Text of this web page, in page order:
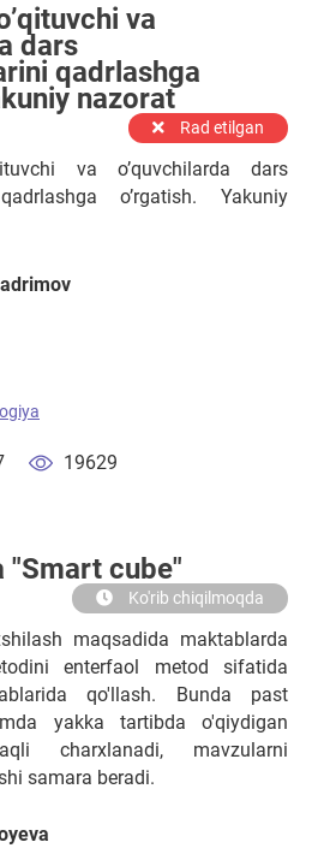
va
dars
qadrlashga
nazorat
Rad etilgan
va o’quvchilarda dars
o’rgatish. Yakuniy
19629
"Smart cube"
Ko'rib chiqilmoqda
maqsadida maktablarda
enterfaol metod sifatida
qo'llash. Bunda past
yakka tartibda o'qiydigan
charxlanadi, mavzularni
samara beradi.